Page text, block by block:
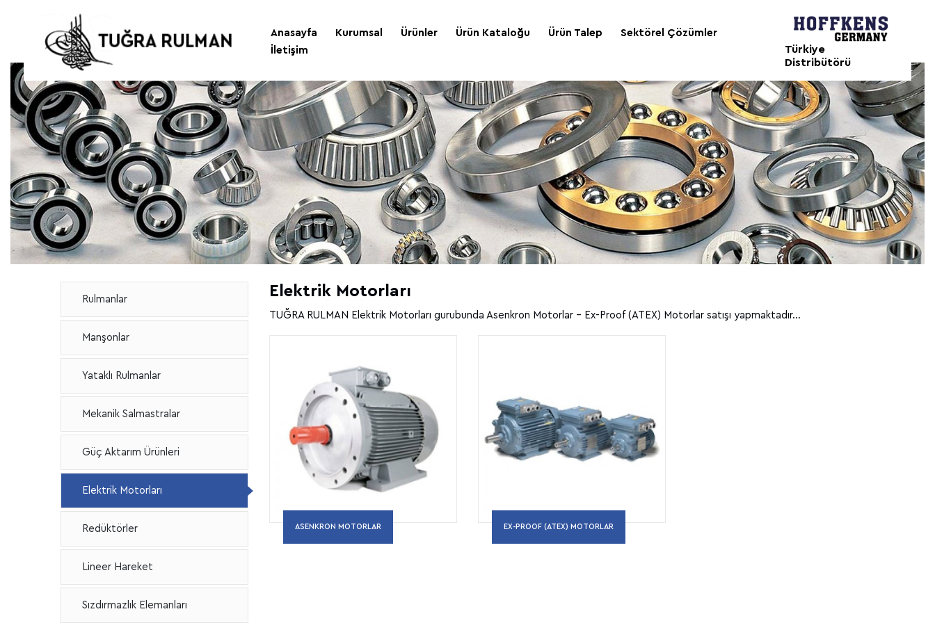
Anasayfa Kurumsal Ürünler Ürün Kataloğu Ürün Talep
Sektörel Çözümler
İletişim
Türkiye
Distribütörü
Rulmanlar
Manşonlar
Yataklı Rulmanlar
Mekanik Salmastralar
Güç Aktarım Ürünleri
Elektrik Motorları
Redüktörler
Lineer Hareket
Sızdırmazlık Elemanları
Elektrik Motorları
TUĞRA RULMAN Elektrik Motorları gurubunda Asenkron Motorlar - Ex-Proof (ATEX) Motorlar satışı yapmaktadır...
ASENKRON MOTORLAR EX-PROOF (ATEX) MOTORLAR